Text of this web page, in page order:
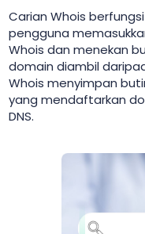
Carian Whois
pengguna
Whois dan menekan
domain diambil
Whois menyimpan
yang mendaftarkan
DNS.